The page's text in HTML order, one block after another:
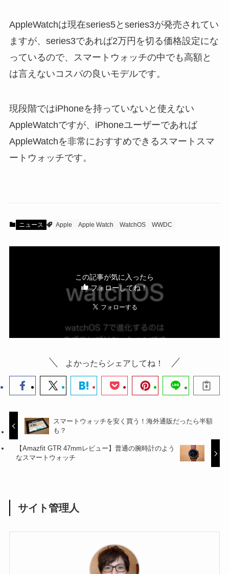
AppleWatchは現在series5とseries3が発売されてい
ますが、series3であれば2万円を切る価格設定にな
っているので、スマートウォッチの中でも高額と
は言えないコスパの良いモデルです。
現段階ではiPhoneを持っていないと使えない
AppleWatchですが、iPhoneユーザーであれば
AppleWatchを非常におすすめできるスマートスマ
ートウォッチです。
ニュース Apple Apple Watch WatchOS WWDC
この記事が気に入ったら
フォローしてね！
よかったらシェアしてね！
スマートウォッチを安く買う！海外通販だったら半額
も？
【Amazfit GTR 47mmレビュー】普通の腕時計のよう
なスマートウォッチ
サイト管理人